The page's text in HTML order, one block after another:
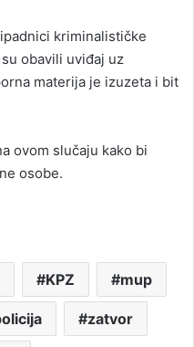
kriminalističke
obavili uviđaj uz
materija je izuzeta i bit
ovom slučaju kako bi
osobe.
KPZ mup
zatvor